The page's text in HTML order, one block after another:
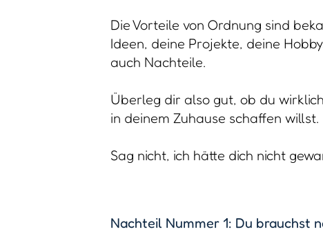
Die Vorteile von Ordnung sind
Ideen, deine Projekte, deine
auch Nachteile.
Überleg dir also gut, ob du
in deinem Zuhause schaffen willst.
Sag nicht, ich hätte dich nicht
Nachteil Nummer 1: Du brauchst